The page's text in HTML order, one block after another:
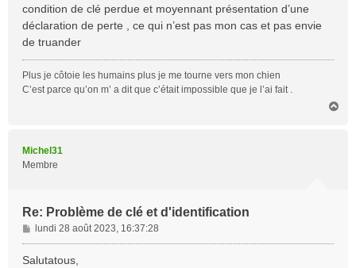
g
e
condition de clé perdue et moyennant présentation d’une
déclaration de perte , ce qui n’est pas mon cas et pas envie
de truander
Plus je côtoie les humains plus je me tourne vers mon chien
C’est parce qu’on m’ a dit que c’était impossible que je l’ai fait .
Michel31
Membre
Re: Problème de clé et d'identification
M
e
s
lundi 28 août 2023, 16:37:28
Salutatous,